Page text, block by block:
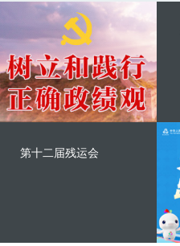
第十二届残运会